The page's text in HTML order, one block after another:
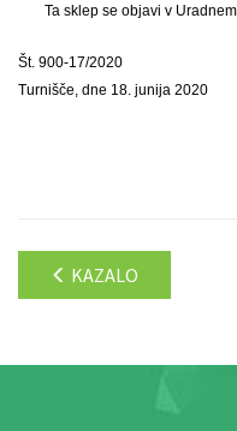
Ta sklep se objavi v
Št. 900-17/2020
Turnišče, dne 18. junija 2020
KAZALO